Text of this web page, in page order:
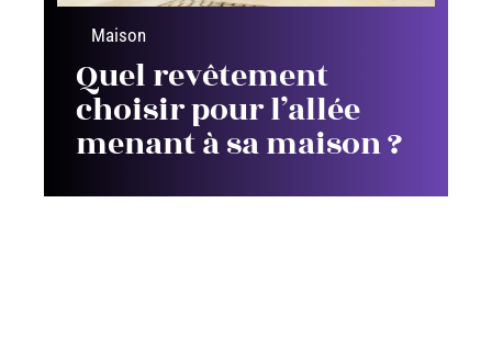
Maison
Quel revêtement
choisir pour l’allée
menant à sa maison ?